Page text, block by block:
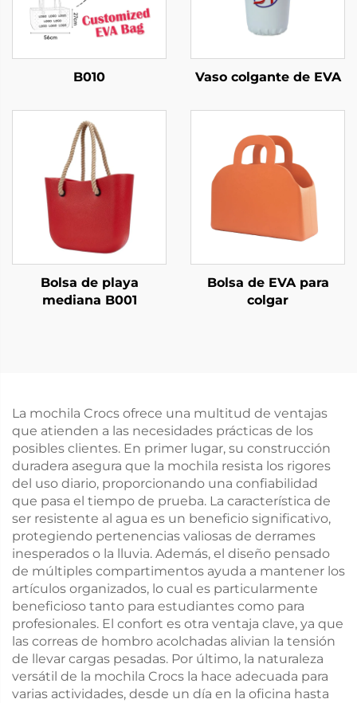
B010 Vaso colgante de EVA
Bolsa de playa
mediana B001
Bolsa de EVA para
colgar
La mochila Crocs ofrece una multitud de ventajas
que atienden a las necesidades prácticas de los
posibles clientes. En primer lugar, su construcción
duradera asegura que la mochila resista los rigores
del uso diario, proporcionando una confiabilidad
que pasa el tiempo de prueba. La característica de
ser resistente al agua es un beneficio significativo,
protegiendo pertenencias valiosas de derrames
inesperados o la lluvia. Además, el diseño pensado
de múltiples compartimentos ayuda a mantener los
artículos organizados, lo cual es particularmente
beneficioso tanto para estudiantes como para
profesionales. El confort es otra ventaja clave, ya que
las correas de hombro acolchadas alivian la tensión
de llevar cargas pesadas. Por último, la naturaleza
versátil de la mochila Crocs la hace adecuada para
varias actividades, desde un día en la oficina hasta